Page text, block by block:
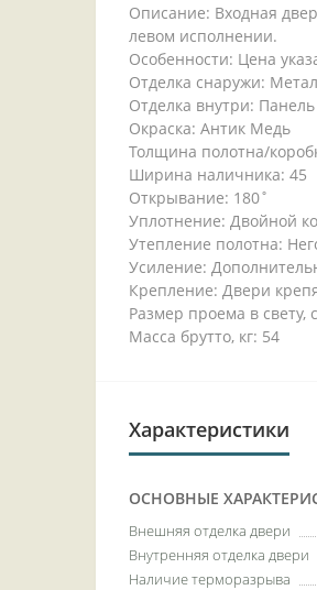
Описание: Входная
левом исполнении.
Особенности: Цена
Отделка снаружи:
Отделка внутри:
Окраска: Антик Медь
Толщина полотна/
Ширина наличника: 45
Открывание: 180˚
Уплотнение: Двойной
Утепление полотна:
Усиление:
Крепление: Двери
Размер проема в свету,
Масса брутто, кг: 54
Характеристики
ОСНОВНЫЕ
Внешняя отделка двери
Внутренняя отделка двери
Наличие терморазрыва